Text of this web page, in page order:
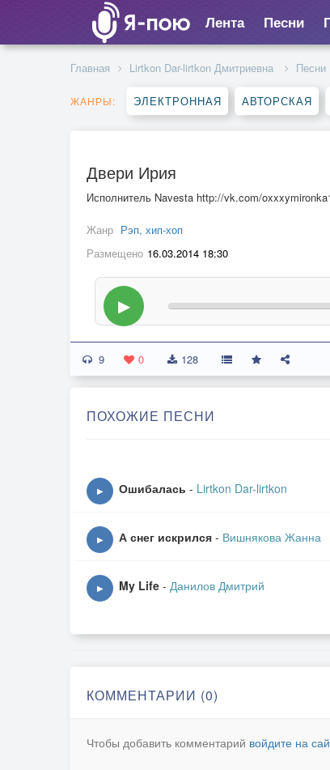
Лента Песни
Главная Lirtkon Dar-lirtkon Дмитриевна Песни
ЖАНРЫ: ЭЛЕКТРОННАЯ АВТОРСКАЯ
Двери Ирия
Исполнитель Navesta http://vk.com/
Жанр Рэп, хип-хоп
Размещено 16.03.2014 18:30
▶
9 0 128
ПОХОЖИЕ ПЕСНИ
▶ Ошибалась - Lirtkon Dar-lirtkon
▶ А снег искрился - Вишнякова Жанна
▶ My Life - Данилов Дмитрий
КОММЕНТАРИИ (0)
Чтобы добавить комментарий войдите на